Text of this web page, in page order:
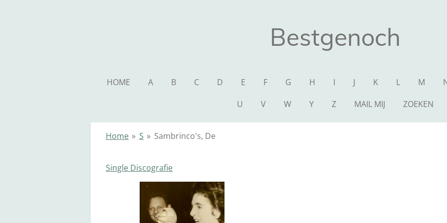
Bestgenoch
HOME A B C D E F G H I J K L M
U
V W Y Z MAIL MIJ ZOEKEN
Home » S » Sambrinco's, De
Single Discografie